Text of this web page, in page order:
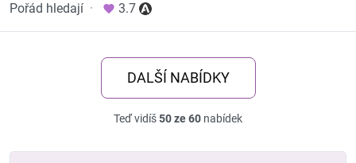
Pořád hledají · 3.7
DALŠÍ NABÍDKY
Teď vidíš50 ze 60 nabídek